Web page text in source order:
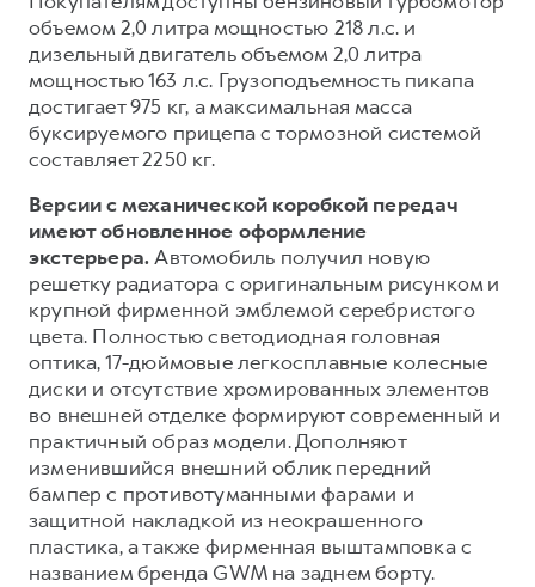
объемом 2,0 литра мощностью 218 л.с. и
дизельный двигатель объемом 2,0 литра
мощностью 163 л.с. Грузоподъемность пикапа
достигает 975 кг, а максимальная масса
буксируемого прицепа с тормозной системой
составляет 2250 кг.
Версии с механической коробкой передач
имеют обновленное оформление
экстерьера.Автомобиль получил новую
решетку радиатора с оригинальным рисунком и
крупной фирменной эмблемой серебристого
цвета. Полностью светодиодная головная
оптика, 17-дюймовые легкосплавные колесные
диски и отсутствие хромированных элементов
во внешней отделке формируют современный и
практичный образ модели. Дополняют
изменившийся внешний облик передний
бампер с противотуманными фарами и
защитной накладкой из неокрашенного
пластика, а также фирменная выштамповка с
названием бренда GWM на заднем борту.